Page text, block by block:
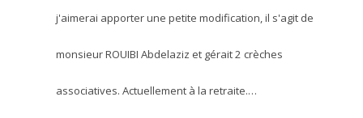
j'aimerai apporter une petite modification, il s'agit de
monsieur ROUIBI Abdelaziz et gérait 2 crèches
associatives. Actuellement à la retraite.…